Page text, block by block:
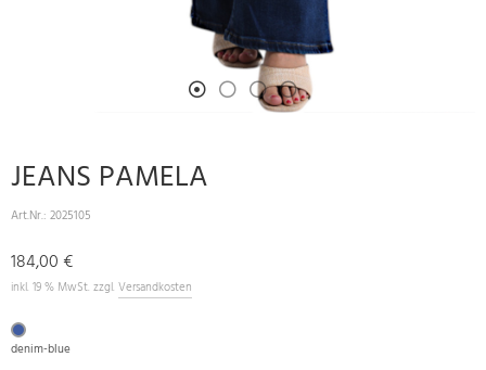
JEANS PAMELA
Art.Nr.: 2025105
184,00 €
inkl. 19 % MwSt. zzgl. Versandkosten
denim-blue